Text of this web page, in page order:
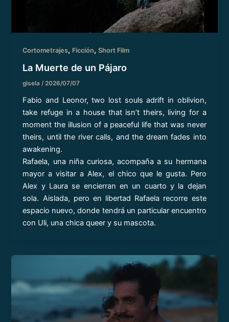
Cortometrajes, Ficción,Short Film
La Muerte de un Pájaro
gisela/2026/07/07
Fabio and Leonor, two lost souls adrift in oblivion,
take refuge in a house that isn’t theirs, living for a
moment the illusion of a peaceful life that was never
theirs, until the river calls, and the dream fades into
awakening.
Rafaela, una niña curiosa, acompaña a su hermana
mayor a visitar a Alex, el chico que le gusta. Pero
Alex y Laura se encierran en un cuarto y la dejan
sola. Aislada, pero en libertad Rafaela recorre este
espacio nuevo, donde tendrá un particular encuentro
con Uli, una chica queer y su mascota.